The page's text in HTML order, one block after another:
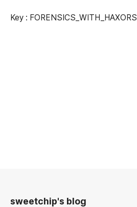
Key : FORENSICS_WITH_HAXORS
sweetchip's blog